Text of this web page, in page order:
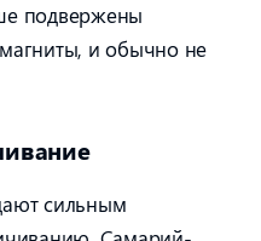
подвержены
и обычно не
сильным